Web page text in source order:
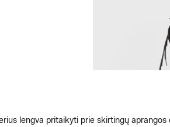
lengva pritaikyti prie skirtingų